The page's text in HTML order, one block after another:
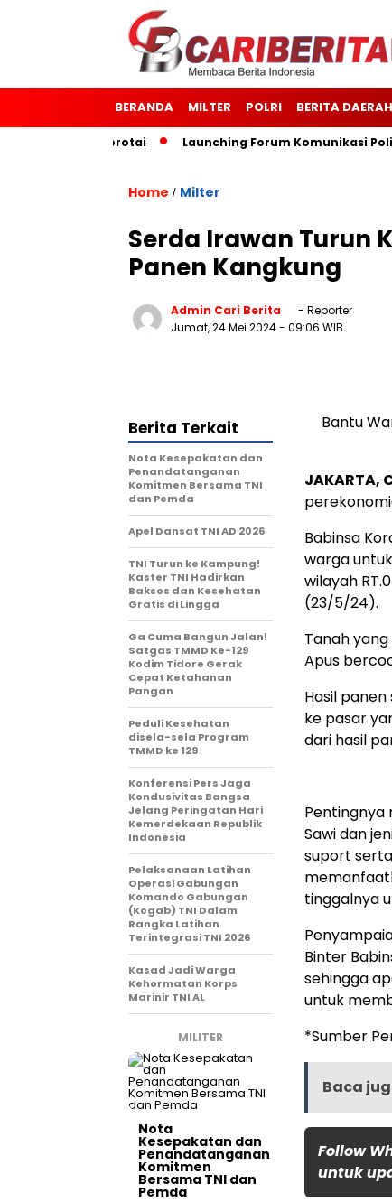
BERANDA MILTER POLRI BERITA DAERAH
1514/Morotai Launching Forum Komunikasi Polisi
Home / Milter
Serda Irawan Turun
Panen Kangkung
Admin Cari Berita
- Reporter
Jumat, 24 Mei 2024- 09:06 WIB
Bantu
JAKARTA,
Babinsa
warga
wilayah
(23/5/24).
Tanah
Apus
Hasil panen
ke pasar
dari hasil
Pentingnya
Sawi dan
suport
tinggalnya
Binter
sehingga
untuk
*Sumber
Baca
Follow
untuk
Berita Terkait
Nota Kesepakatan dan
Penandatanganan
Komitmen Bersama TNI
dan Pemda
Apel Dansat TNI AD 2026
TNI Turun ke Kampung!
Kaster TNI Hadirkan
Baksos dan Kesehatan
Gratis di Lingga
Ga Cuma Bangun Jalan!
Satgas TMMD Ke-129
Kodim Tidore Gerak
Cepat Ketahanan
Pangan
Peduli Kesehatan
disela-sela Program
TMMD ke 129
Konferensi Pers Jaga
Kondusivitas Bangsa
Jelang Peringatan Hari
Kemerdekaan Republik
Indonesia
Pelaksanaan Latihan
Operasi Gabungan
Komando Gabungan
(Kogab) TNI Dalam
Rangka Latihan
Terintegrasi TNI 2026
Kasad Jadi Warga
Kehormatan Korps
Marinir TNI AL
MILITER
Nota
Kesepakatan dan
Penandatanganan
Komitmen
Bersama TNI dan
Pemda